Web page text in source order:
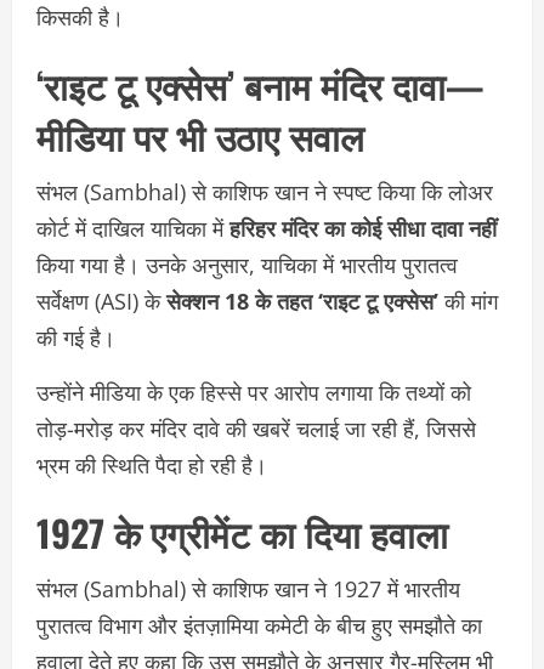
किसकी है।
‘राइट टू एक्सेस’ बनाम मंदिर दावा—
मीडिया पर भी उठाए सवाल
संभल (Sambhal) से काशिफ खान ने स्पष्ट किया कि लोअर
कोर्ट में दाखिल याचिका मेंहरिहर मंदिर का कोई सीधा दावा नहीं
किया गया है। उनके अनुसार, याचिका में भारतीय पुरातत्व
सर्वेक्षण (ASI) केसेक्शन 18 के तहत ‘राइट टू एक्सेस’की मांग
की गई है।
उन्होंने मीडिया के एक हिस्से पर आरोप लगाया कि तथ्यों को
तोड़-मरोड़ कर मंदिर दावे की खबरें चलाई जा रही हैं, जिससे
भ्रम की स्थिति पैदा हो रही है।
1927 के एग्रीमेंट का दिया हवाला
संभल (Sambhal) से काशिफ खान ने 1927 में भारतीय
पुरातत्व विभाग और इंतज़ामिया कमेटी के बीच हुए समझौते का
हवाला देते हुए कहा कि उस समझौते के अनुसार गैर-मुस्लिम भी